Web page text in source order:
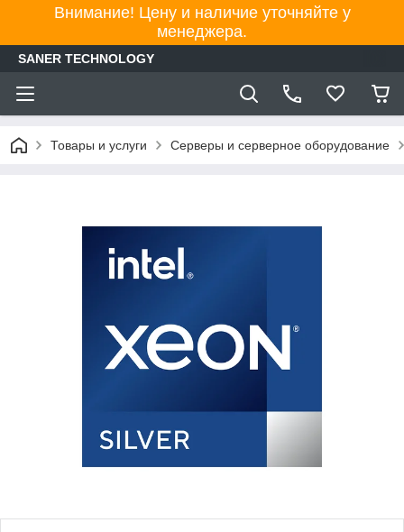
Внимание! Цену и наличие уточняйте у
менеджера.
SANER TECHNOLOGY
Товары и услуги Серверы и серверное оборудование